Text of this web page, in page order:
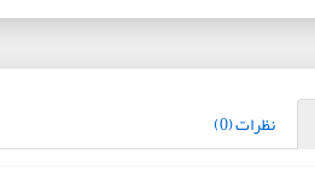
نظرات (0)